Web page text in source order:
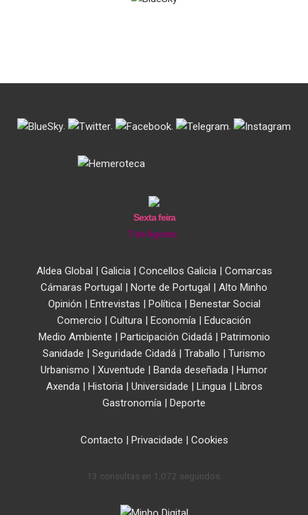
. . . .
Sexta feira
7 de Agosto
Aldea Global | Galicia| Concellos Galicia| Comarcas
Cámaras Portugal | Norte de Portugal | Alto Minho
Opinión | Entrevistas | Política| Benestar Social
Comercio | Cultura | Economía | Educación
Medio Ambiente | Participación Cidadá| Patrimonio
Sanidade | Seguridade Cidadá | Traballo | Turismo
Urbanismo | Xuventude | Banda deseñada | Humor
Axenda| Historia| Universidade | Lingua| Libros
Gastronomía | Deporte
Contacto | Privacidade | Cookies
13 consultas en 1,072 segundos.